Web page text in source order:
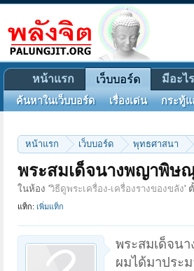
หน้าแรก เว็บบอร์ด พุทธศาสนา
พระสมเด็จนางพญาพิษ
ในห้อง 'วิธีดูพระเครื่อง-เครื่องรางของขลัง'
แท็ก: เพิ่มแท็ก
พระสมเด็จน
ผมได้มาประ
หน้าแรก เว็บบอร์ด
ค้นหาในเว็บบอร์ด เรื่องเด่น กระทู้
มีอะไ